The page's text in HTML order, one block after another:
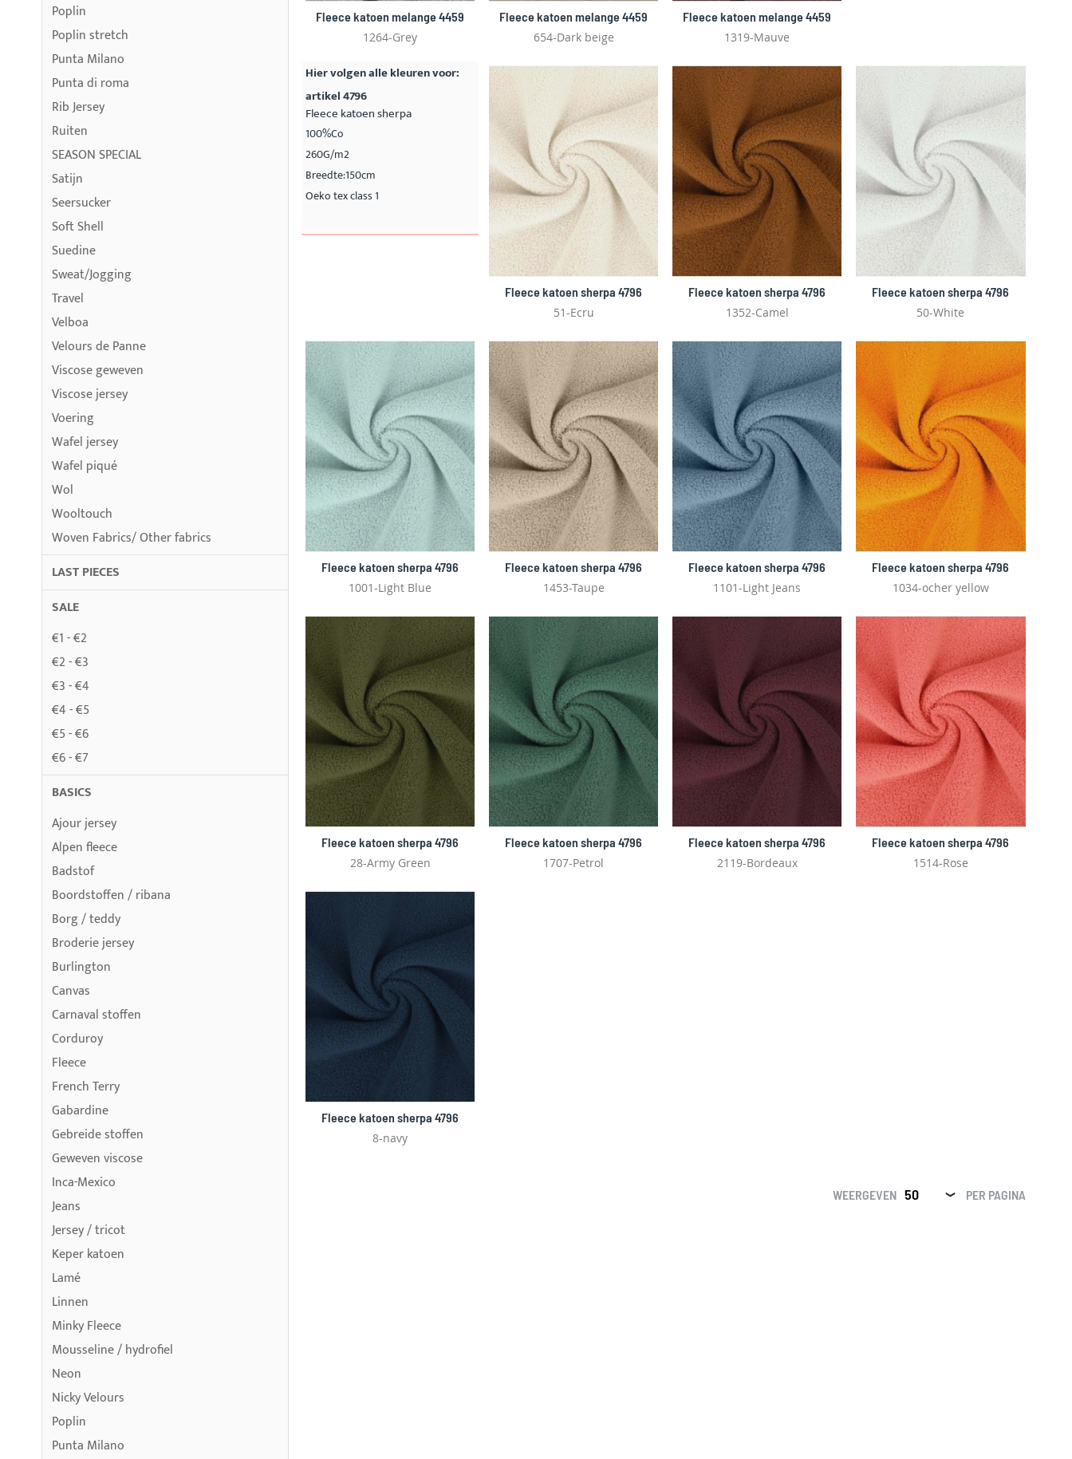
Fleece katoen melange 4459
1264-Grey
Fleece katoen melange 4459
654-Dark beige
Fleece katoen melange 4459
1319-Mauve
Hier volgen alle kleuren voor:
artikel 4796
Fleece katoen sherpa
100%Co
260G/m2
Breedte:150cm
Oeko tex class 1
Fleece katoen sherpa 4796
51-Ecru
Fleece katoen sherpa 4796
1352-Camel
Fleece katoen sherpa 4796
50-White
Fleece katoen sherpa 4796
1001-Light Blue
Fleece katoen sherpa 4796
1453-Taupe
Fleece katoen sherpa 4796
1101-Light Jeans
Fleece katoen sherpa 4796
1034-ocher yellow
Fleece katoen sherpa 4796
28-Army Green
Fleece katoen sherpa 4796
1707-Petrol
Fleece katoen sherpa 4796
2119-Bordeaux
Fleece katoen sherpa 4796
1514-Rose
Fleece katoen sherpa 4796
8-navy
WEERGEVEN PER PAGINA
Poplin
Poplin stretch
Punta Milano
Punta di roma
Rib Jersey
Ruiten
SEASON SPECIAL
Satijn
Seersucker
Soft Shell
Suedine
Sweat/Jogging
Travel
Velboa
Velours de Panne
Viscose geweven
Viscose jersey
Voering
Wafel jersey
Wafel piqué
Wol
Wooltouch
Woven Fabrics/ Other fabrics
LAST PIECES
SALE
€1 - €2
€2 - €3
€3 - €4
€4 - €5
€5 - €6
€6 - €7
BASICS
Ajour jersey
Alpen fleece
Badstof
Boordstoffen / ribana
Borg / teddy
Broderie jersey
Burlington
Canvas
Carnaval stoffen
Corduroy
Fleece
French Terry
Gabardine
Gebreide stoffen
Geweven viscose
Inca-Mexico
Jeans
Jersey / tricot
Keper katoen
Lamé
Linnen
Minky Fleece
Mousseline / hydrofiel
Neon
Nicky Velours
Poplin
Punta Milano